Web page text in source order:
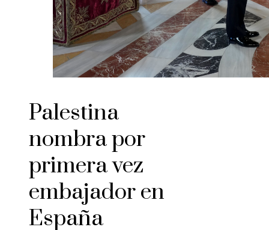
Palestina
nombra por
primera vez
embajador en
España